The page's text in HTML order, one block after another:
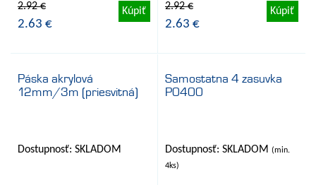
2.92 €
2.63 €
Kúpiť 2.92 €
2.63 €
Kúpiť
Páska akrylová
12mm/3m (priesvitná)
- 10%
Dostupnosť: SKLADOM
Samostatna 4 zasuvka
P0400
- 10%
Dostupnosť: SKLADOM (min.
4ks)